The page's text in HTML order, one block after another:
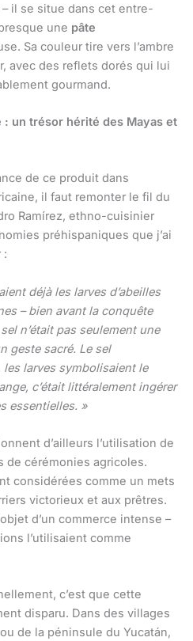
il se situe dans cet entre-
une pâte
Sa couleur tire vers l’ambre
avec des reflets dorés qui lui
gourmand.
: un trésor hérité des Mayas et
de ce produit dans
il faut remonter le fil du
Ramírez, ethno-cuisinier
préhispaniques que j’ai
:
déjà les larves d’abeilles
– bien avant la conquête
n’était pas seulement une
geste sacré. Le sel
larves symbolisaient le
c’était littéralement ingérer
essentielles. »
d’ailleurs l’utilisation de
de cérémonies agricoles.
considérées comme un mets
victorieux et aux prêtres.
d’un commerce intense –
l’utilisaient comme
c’est que cette
disparu. Dans des villages
de la péninsule du Yucatán,